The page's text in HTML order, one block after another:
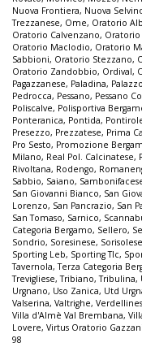
Nuova Frontiera, Nuova
Trezzanese, Ome, Oratorio
Oratorio Calvenzano, Oratorio
Oratorio Maclodio, Oratorio
Sabbioni, Oratorio Stezzano,
Oratorio Zandobbio, Ordival,
Pagazzanese, Paladina,
Pedrocca, Pessano, Pessano
Poliscalve, Polisportiva
Ponteranica, Pontida,
Presezzo, Prezzatese, Prima
Pro Sesto, Promozione
Milano, Real Pol. Calcinatese,
Rivoltana, Rodengo,
Sabbio, Saiano,
San Giovanni Bianco, San
Lorenzo, San Pancrazio, San
San Tomaso, Sarnico,
Categoria Bergamo, Sellero,
Sondrio, Soresinese, Sorisolese
Sporting Leb, Sporting Tlc,
Tavernola,Terza Categoria
Trevigliese,Tribiano,Tribulina,
Urgnano, Uso Zanica, Utd
Valserina, Valtrighe,
Villa d'Almè Val Brembana,
Lovere, Virtus Oratorio
98